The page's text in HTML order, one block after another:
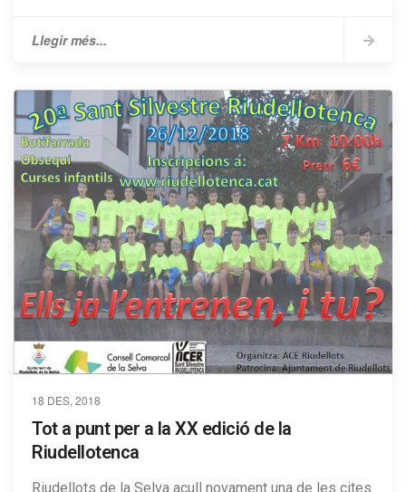
Llegir més...
18 DES, 2018
Tot a punt per a la XX edició de la
Riudellotenca
Riudellots de la Selva acull novament una de les cites